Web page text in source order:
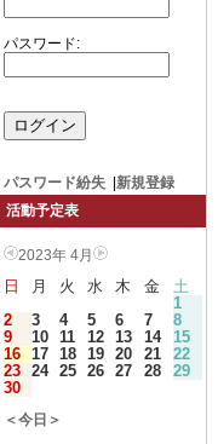
パスワード:
パスワード紛失
新規登録
活動予定表
2023年 4月
日 月 火 水 木 金
土
1
2
3 4 5 6 7
8
9
10 11 12 13 14
15
16 17 18 19 20 21
22
23 24 25 26 27 28
29
30
＜今日＞